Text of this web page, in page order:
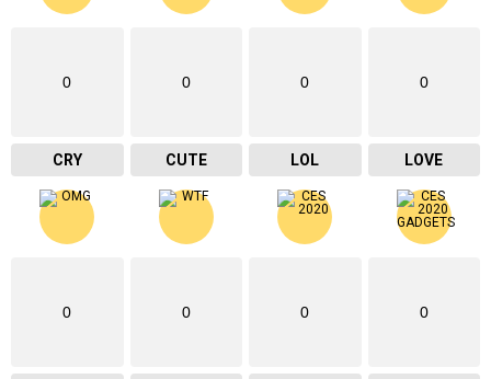
0
CRY
0
CUTE
0
LOL
0
LOVE
0 0 0 0